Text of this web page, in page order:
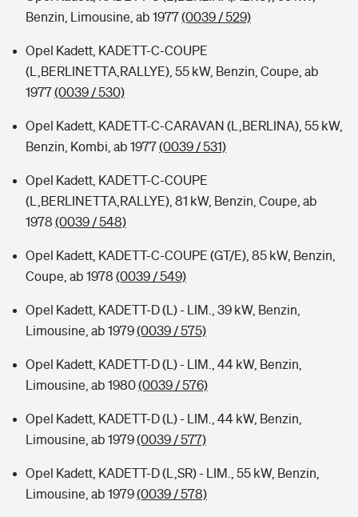
Benzin, Limousine, ab 1977(0039 / 529)
Opel Kadett, KADETT-C-COUPE
(L,BERLINETTA,RALLYE), 55 kW, Benzin, Coupe, ab
1977(0039 / 530)
Opel Kadett, KADETT-C-CARAVAN (L,BERLINA), 55 kW,
Benzin, Kombi, ab 1977(0039 / 531)
Opel Kadett, KADETT-C-COUPE
(L,BERLINETTA,RALLYE), 81 kW, Benzin, Coupe, ab
1978 (0039 / 548)
Opel Kadett, KADETT-C-COUPE (GT/E), 85 kW, Benzin,
Coupe, ab 1978 (0039 / 549)
Opel Kadett, KADETT-D (L) - LIM., 39 kW, Benzin,
Limousine, ab 1979(0039 / 575)
Opel Kadett, KADETT-D (L) - LIM., 44 kW, Benzin,
Limousine, ab 1980(0039 / 576)
Opel Kadett, KADETT-D (L) - LIM., 44 kW, Benzin,
Limousine, ab 1979(0039 / 577)
Opel Kadett, KADETT-D (L,SR) - LIM., 55 kW, Benzin,
Limousine, ab 1979(0039 / 578)